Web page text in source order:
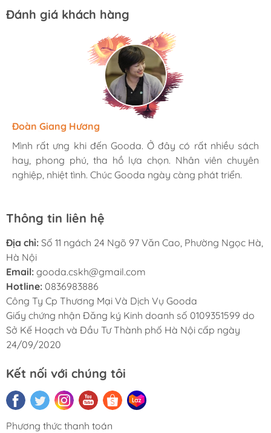
Đánh giá khách hàng
Hương Suri
Mình rất ưng khi đến Gooda. Ở đây có rất nhiều sách
hay, phong phú, tha hồ lựa chọn. Nhân viên chuyên
nghiệp, nhiệt tình. Chúc Gooda ngày càng phát triển.
Đoàn Giang Hương
Mình rất ưng khi đến Gooda. Ở đây có rất nhiều sách
hay, phong phú, tha hồ lựa chọn. Nhân viên chuyên
nghiệp, nhiệt tình. Chúc Gooda ngày càng phát triển.
Ngọc Anh
Mình rất ưng khi đến Gooda. Ở đây có rất nhiều sách
hay, phong phú, tha hồ lựa chọn. Nhân viên chuyên
nghiệp, nhiệt tình. Chúc Gooda ngày càng phát triển.
Thông tin liên hệ
Địa chỉ: Số 11 ngách 24 Ngõ 97 Văn Cao, Phường Ngọc Hà,
Hà Nội
Email: gooda.cskh@gmail.com
Hotline: 0836983886
Công Ty Cp Thương Mại Và Dịch Vụ Gooda
Giấy chứng nhận Đăng ký Kinh doanh số 0109351599 do
Sở Kế Hoạch và Đầu Tư Thành phố Hà Nội cấp ngày
24/09/2020
Kết nối với chúng tôi
Phương thức thanh toán